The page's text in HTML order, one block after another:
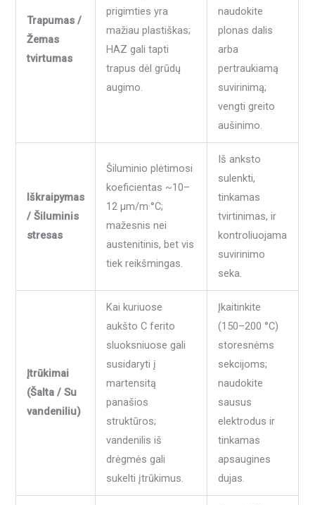
Trapumas /
Žemas
tvirtumas
prigimties yra
mažiau plastiškas;
HAZ gali tapti
trapus dėl grūdų
augimo.
naudokite
plonas dalis
arba
pertraukiamą
suvirinimą;
vengti greito
aušinimo.
Iškraipymas
/ Šiluminis
stresas
Šiluminio plėtimosi
koeficientas ~10–
12 µm/m·°C;
mažesnis nei
austenitinis, bet vis
tiek reikšmingas.
Iš anksto
sulenkti,
tinkamas
tvirtinimas, ir
kontroliuojama
suvirinimo
seka.
Įtrūkimai
(Šalta / Su
vandeniliu)
Kai kuriuose
aukšto C ferito
sluoksniuose gali
susidaryti į
martensitą
panašios
struktūros;
vandenilis iš
drėgmės gali
sukelti įtrūkimus.
Įkaitinkite
(150–200 °C)
storesnėms
sekcijoms;
naudokite
sausus
elektrodus ir
tinkamas
apsaugines
dujas.